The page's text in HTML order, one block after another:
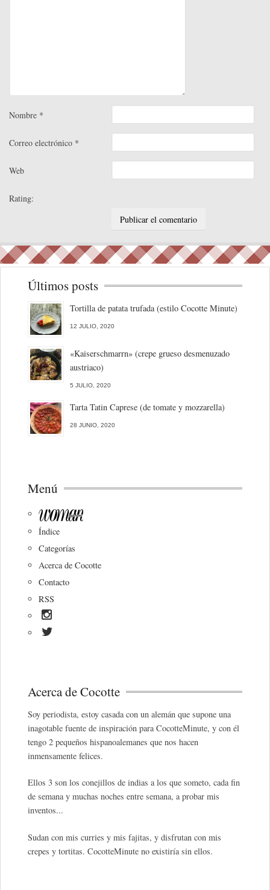
Nombre *
Correo electrónico *
Web
Rating:
Últimos posts
Tortilla de patata trufada (estilo Cocotte Minute)
12 JULIO, 2020
«Kaiserschmarrn» (crepe grueso desmenuzado
austriaco)
5 JULIO, 2020
Tarta Tatin Caprese (de tomate y mozzarella)
28 JUNIO, 2020
Menú
Índice
Categorías
Acerca de Cocotte
Contacto
RSS
Acerca de Cocotte
Soy periodista, estoy casada con un alemán que supone una
inagotable fuente de inspiración para CocotteMinute, y con él
tengo 2 pequeños hispanoalemanes que nos hacen
inmensamente felices.
Ellos 3 son los conejillos de indias a los que someto, cada fin
de semana y muchas noches entre semana, a probar mis
inventos...
Sudan con mis curries y mis fajitas, y disfrutan con mis
crepes y tortitas. CocotteMinute no existiría sin ellos.